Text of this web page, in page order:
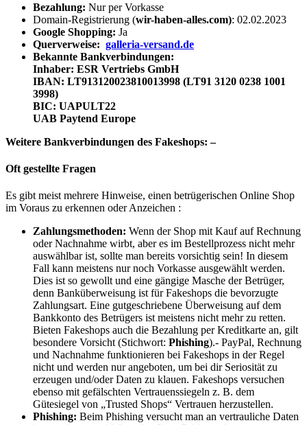
Bezahlung: Nur per Vorkasse
Domain-Registrierung (wir-haben-alles.com): 02.02.2023
Google Shopping: Ja
Querverweise: galleria-versand.de
Bekannte Bankverbindungen:
Inhaber: ESR Vertriebs GmbH
IBAN: LT913120023810013998 (LT91 3120 0238 1001
3998)
BIC: UAPULT22
UAB Paytend Europe
Weitere Bankverbindungen des Fakeshops: –
Oft gestellte Fragen
Es gibt meist mehrere Hinweise, einen betrügerischen Online Shop
im Voraus zu erkennen oder Anzeichen :
Zahlungsmethoden: Wenn der Shop mit Kauf auf Rechnung
oder Nachnahme wirbt, aber es im Bestellprozess nicht mehr
auswählbar ist, sollte man bereits vorsichtig sein! In diesem
Fall kann meistens nur noch Vorkasse ausgewählt werden.
Dies ist so gewollt und eine gängige Masche der Betrüger,
denn Banküberweisung ist für Fakeshops die bevorzugte
Zahlungsart. Eine gutgeschriebene Überweisung auf dem
Bankkonto des Betrügers ist meistens nicht mehr zu retten.
Bieten Fakeshops auch die Bezahlung per Kreditkarte an, gilt
besondere Vorsicht (Stichwort: Phishing).- PayPal, Rechnung
und Nachnahme funktionieren bei Fakeshops in der Regel
nicht und werden nur angeboten, um bei dir Seriosität zu
erzeugen und/oder Daten zu klauen. Fakeshops versuchen
ebenso mit gefälschten Vertrauenssiegeln z. B. dem
Gütesiegel von „Trusted Shops“ Vertrauen herzustellen.
Phishing: Beim Phishing versucht man an vertrauliche Daten